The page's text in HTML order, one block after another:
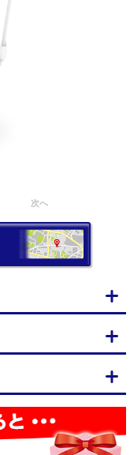
次へ